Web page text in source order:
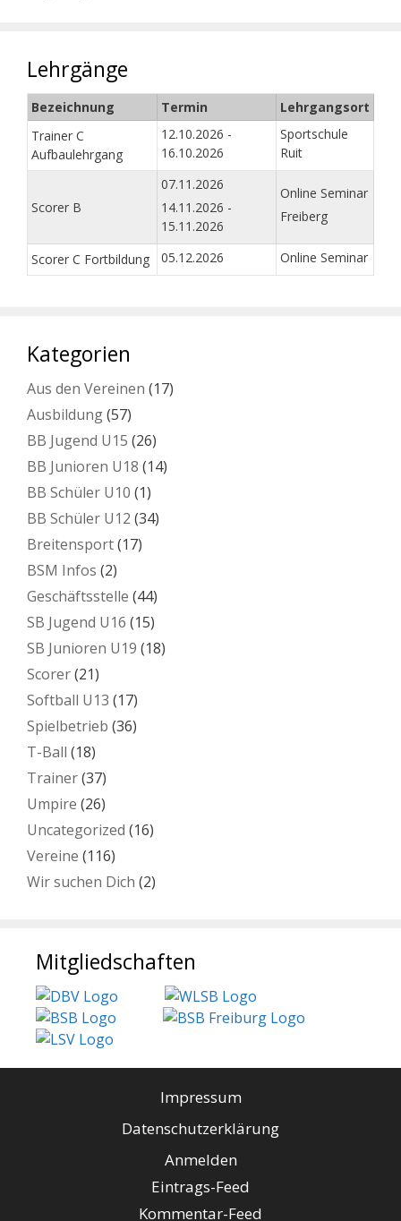
Lehrgänge
Bezeichnung Termin
Lehrgangsort
Trainer C
Aufbaulehrgang
12.10.2026 -
16.10.2026
Sportschule
Ruit
Scorer B
07.11.2026
14.11.2026 -
15.11.2026
Online Seminar
Freiberg
Scorer C Fortbildung 05.12.2026 Online Seminar
Kategorien
Aus den Vereinen (17)
Ausbildung(57)
BB Jugend U15 (26)
BB Junioren U18 (14)
BB Schüler U10 (1)
BB Schüler U12 (34)
Breitensport(17)
BSM Infos (2)
Geschäftsstelle (44)
SB Jugend U16 (15)
SB Junioren U19 (18)
Scorer(21)
Softball U13 (17)
Spielbetrieb (36)
T-Ball (18)
Trainer(37)
Umpire (26)
Uncategorized (16)
Vereine (116)
Wir suchen Dich (2)
Mitgliedschaften
Impressum
Datenschutzerklärung
Anmelden
Eintrags-Feed
Kommentar-Feed